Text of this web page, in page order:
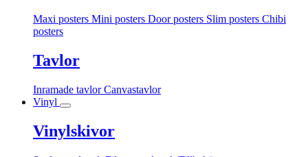
Maxi posters Mini posters Door posters Slim posters Chibi
posters
Tavlor
Inramade tavlorCanvastavlor
Vinyl
Vinylskivor